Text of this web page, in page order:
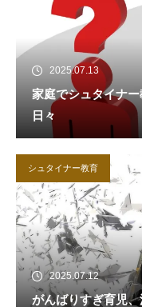
2025.07.13
家庭でシュタイナ
日々
シュタイナー教育
2025.07.12
がんばりすぎ育児、